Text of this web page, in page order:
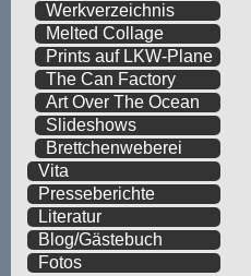
Werkverzeichnis
Melted Collage
Prints auf LKW-Plane
The Can Factory
Art Over The Ocean
Slideshows
Brettchenweberei
Vita
Presseberichte
Literatur
Blog/Gästebuch
Fotos